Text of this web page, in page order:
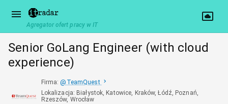
Agregator ofert pracy w IT
Senior GoLang Engineer (with cloud
experience)
Firma: @ TeamQuest
Lokalizacja: Białystok, Katowice, Kraków, Łódź, Poznań,
Rzeszów, Wrocław